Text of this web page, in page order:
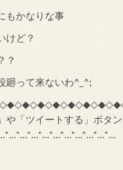
もかなりな事
けど？
？
廻って来ないわ^_^;
や「ツイートする」ボタ